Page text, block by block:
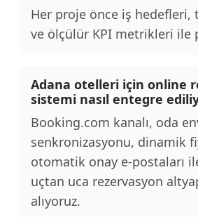
Her proje önce iş hedefleri,
ve ölçülür KPI metrikleri ile
Adana otelleri için online
sistemi nasıl entegre
Booking.com kanalı, oda
senkronizasyonu, dinamik
otomatik onay e-postaları
uçtan uca rezervasyon
alıyoruz.